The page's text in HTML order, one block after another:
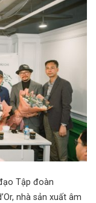
Tập đoàn
nhà sản xuất âm